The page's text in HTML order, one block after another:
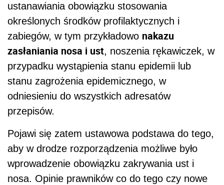
ustanawiania obowiązku stosowania
określonych środków profilaktycznych i
zabiegów, w tym przykładowo nakazu
zasłaniania nosa i ust, noszenia rękawiczek, w
przypadku wystąpienia stanu epidemii lub
stanu zagrożenia epidemicznego, w
odniesieniu do wszystkich adresatów
przepisów.
Pojawi się zatem ustawowa podstawa do tego,
aby w drodze rozporządzenia możliwe było
wprowadzenie obowiązku zakrywania ust i
nosa. Opinie prawników co do tego czy nowe